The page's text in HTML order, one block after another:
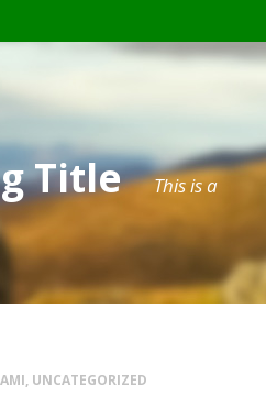
Title
This is a
, UNCATEGORIZED